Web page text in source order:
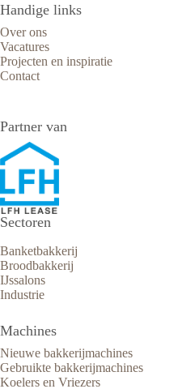
Handige links
Over ons
Vacatures
Projecten en inspiratie
Contact
Partner van
Sectoren
Banketbakkerij
Broodbakkerij
IJssalons
Industrie
Machines
Nieuwe bakkerijmachines
Gebruikte bakkerijmachines
Koelers en Vriezers